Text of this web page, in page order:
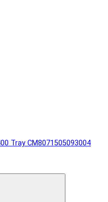
Tray CM8071505093004